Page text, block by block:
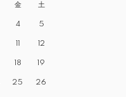
金 土
4 5
11 12
18 19
25 26